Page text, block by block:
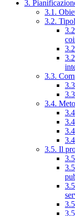
3.
3.1.
3.2.
3.3.
3.4.
3.5. Il